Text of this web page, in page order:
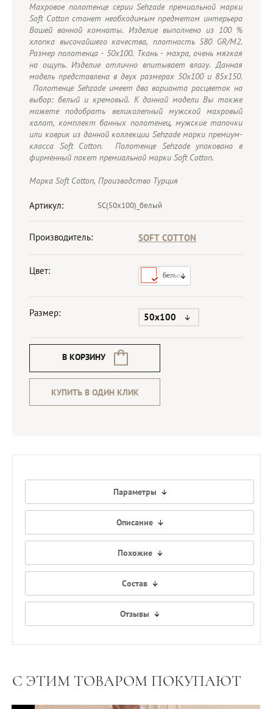
Махровое полотенце серии Sehzade премиальной марки
Soft Cotton станет необходимым предметом интерьера
Вашей ванной комнаты. Изделие выполнено из 100 %
хлопка высочайшего качества, плотность 580 GR/M2.
Размер полотенца - 50х100. Ткань - махра, очень мягкая
на ощупь. Изделие отлично впитывает влагу. Данная
модель представлена в двух размерах 50х100 и 85х150.
Полотенце Sehzade имеет два варианта расцветок на
выбор: белый и кремовый. К данной модели Вы также
можете подобрать великолепный мужской махровый
халат, комплект банных полотенец, мужские тапочки
или коврик из данной коллекции Sehzade марки премиум-
класса Soft Cotton. Полотенце Sehzade упаковано в
фирменный пакет премиальной марки Soft Cotton.
Марка Soft Cotton, Производство Турция
Артикул: SC(50x100)_белый
Производитель: SOFT COTTON
Цвет: белый
Размер: 50х100
В КОРЗИНУ
КУПИТЬ В ОДИН КЛИК
Параметры
Описание
Похожие
Состав
Отзывы
С ЭТИМ ТОВАРОМ ПОКУПАЮТ